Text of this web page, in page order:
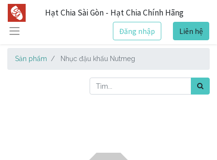
Hạt Chia Sài Gòn - Hạt Chia Chính Hãng
Đăng nhập Liên hệ
Sản phẩm Nhục đậu khấu Nutmeg